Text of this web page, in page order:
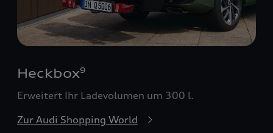
Heckbox9
Erweitert Ihr Ladevolumen um 300 l.
Zur Audi Shopping World